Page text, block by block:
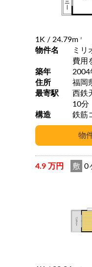
1K / 24.79m 2
物件名
ミリ
費用
築年
2004
住所
福岡
最寄駅
西鉄天
10分
構造
鉄筋
4.9 万円 敷 0